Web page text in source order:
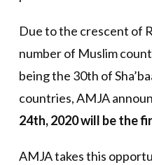
Due to the crescent of
number of Muslim
being the 30th of
countries, AMJA
24th, 2020 will be the
AMJA takes this